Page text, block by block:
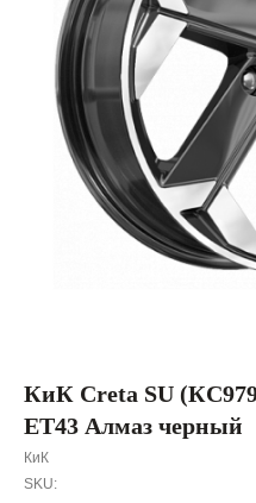
КиК Creta SU
ET43 Алмаз черный
КиК
SKU: